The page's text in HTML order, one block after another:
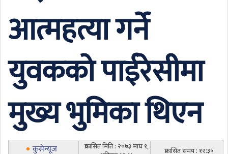
आत्महत्या गर्ने
युवकको पाईरेसीमा
मुख्य भुमिका थिएन
कुसेन्यूज
प्रकासित मिति : २०७३ माघ १,
प्रकासित समय : १२:३५